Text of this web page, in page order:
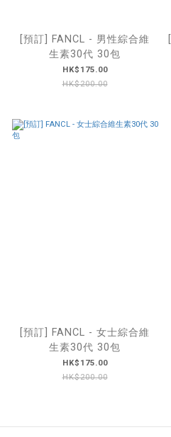
[預訂] FANCL - 男性綜合維
生素30代 30包
HK$175.00
HK$200.00
[預訂] FANCL - 女士綜合維
生素30代 30包
HK$175.00
HK$200.00